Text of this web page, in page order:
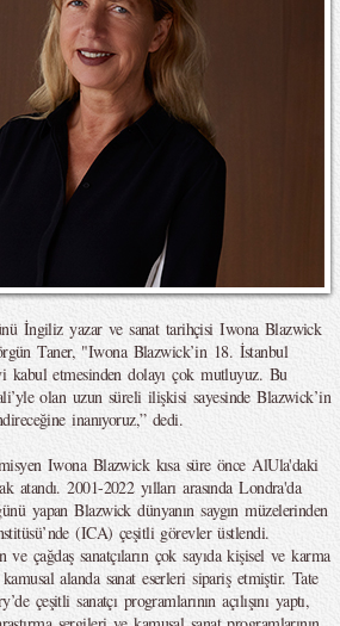
İngiliz yazar ve sanat tarihçisi Iwona Blazwick
Taner, "Iwona Blazwick’in 18. İstanbul
kabul etmesinden dolayı çok mutluyuz. Bu
olan uzun süreli ilişkisi sayesinde Blazwick’in
inanıyoruz,” dedi.
Iwona Blazwick kısa süre önce AlUla'daki
2001-2022 yılları arasında Londra'da
yapan Blazwick dünyanın saygın müzelerinden
(ICA) çeşitli görevler üstlendi.
çağdaş sanatçıların çok sayıda kişisel ve karma
alanda sanat eserleri sipariş etmiştir. Tate
çeşitli sanatçı programlarının açılışını yaptı,